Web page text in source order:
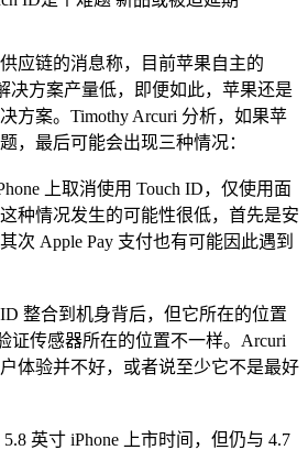
链的消息称，目前苹果自主的
决方案产量低，即便如此，苹果还是
方案。Timothy Arcuri 分析，如果苹
，最后可能会出现三种情况：
上取消使用 Touch ID，仅使用面
种情况发生的可能性很低，首先是安
次 Apple Pay 支付也有可能因此遇到
整合到机身背后，但它所在的位置
证传感器所在的位置不一样。Arcuri
体验并不好，或者说至少它不是最好
英寸 iPhone 上市时间，但仍与 4.7